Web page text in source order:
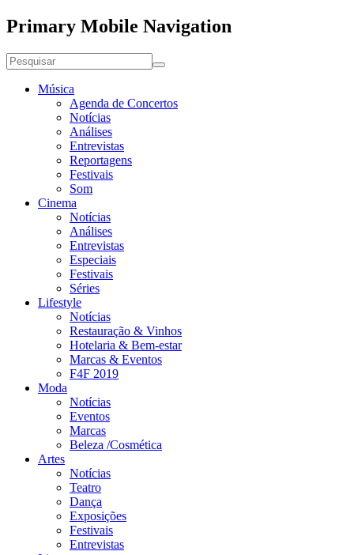
Primary Mobile Navigation
Música
Agenda de Concertos
Notícias
Análises
Entrevistas
Reportagens
Festivais
Som
Cinema
Notícias
Análises
Entrevistas
Especiais
Festivais
Séries
Lifestyle
Notícias
Restauração & Vinhos
Hotelaria & Bem-estar
Marcas & Eventos
F4F 2019
Moda
Notícias
Eventos
Marcas
Beleza /Cosmética
Artes
Notícias
Teatro
Dança
Exposições
Festivais
Entrevistas